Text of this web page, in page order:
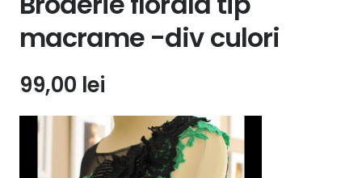
macrame -div culori
99,00 lei